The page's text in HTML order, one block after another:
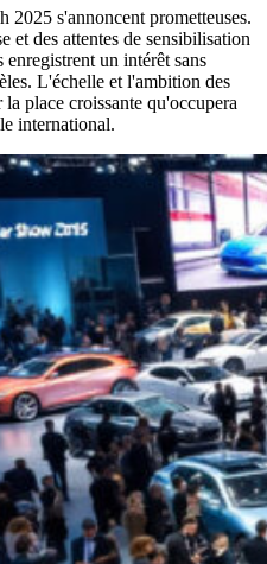
2025 s'annoncent prometteuses.
et des attentes de sensibilisation
un intérêt sans
L'échelle et l'ambition des
place croissante qu'occupera
international.